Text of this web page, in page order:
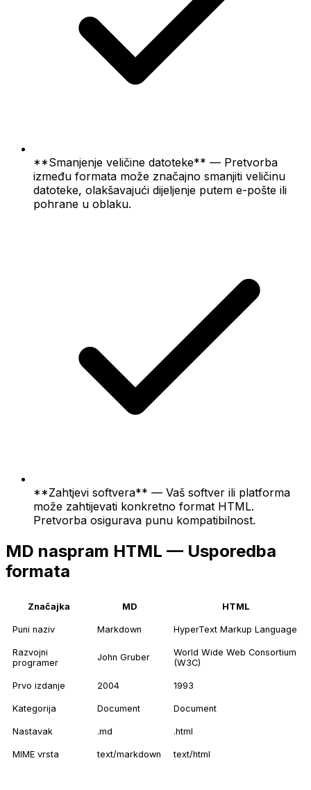
**Smanjenje veličine datoteke** — Pretvorba
između formata može značajno smanjiti veličinu
datoteke, olakšavajući dijeljenje putem e-pošte ili
pohrane u oblaku.
**Zahtjevi softvera** — Vaš softver ili platforma
može zahtijevati konkretno format HTML.
Pretvorba osigurava punu kompatibilnost.
MD naspram HTML — Usporedba
formata
Značajka MD HTML
Puni naziv Markdown HyperText Markup Language
Razvojni
programer
John Gruber
World Wide Web Consortium
(W3C)
Prvo izdanje 2004 1993
Kategorija Document Document
Nastavak .md .html
MIME vrsta text/markdown text/html